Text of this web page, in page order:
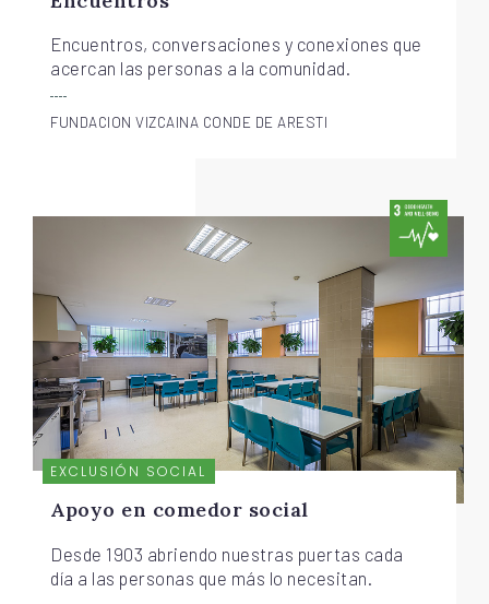
Encuentros, conversaciones y conexiones que
acercan las personas a la comunidad.
FUNDACION VIZCAINA CONDE DE ARESTI
EXCLUSIÓN SOCIAL
Apoyo en comedor social
Desde 1903 abriendo nuestras puertas cada
día a las personas que más lo necesitan.